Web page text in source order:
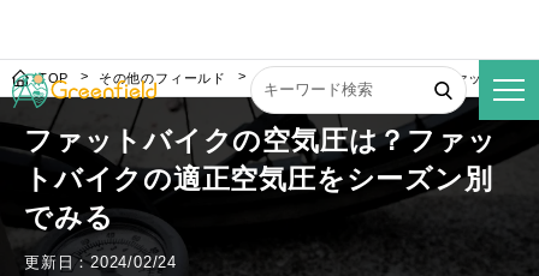
TOP その他のフィールド ファットバイクの空気圧は？ファットバイ
ファットバイクの空気圧は？ファッ
トバイクの適正空気圧をシーズン別
でみる
更新日：2024/02/24